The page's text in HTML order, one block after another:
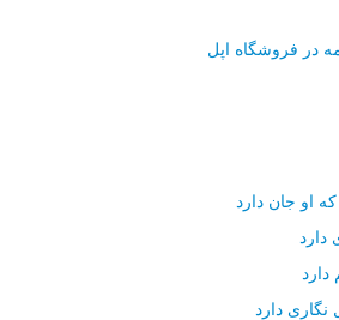
در فروشگاه اپل
او جان دارد
دارد
دارد